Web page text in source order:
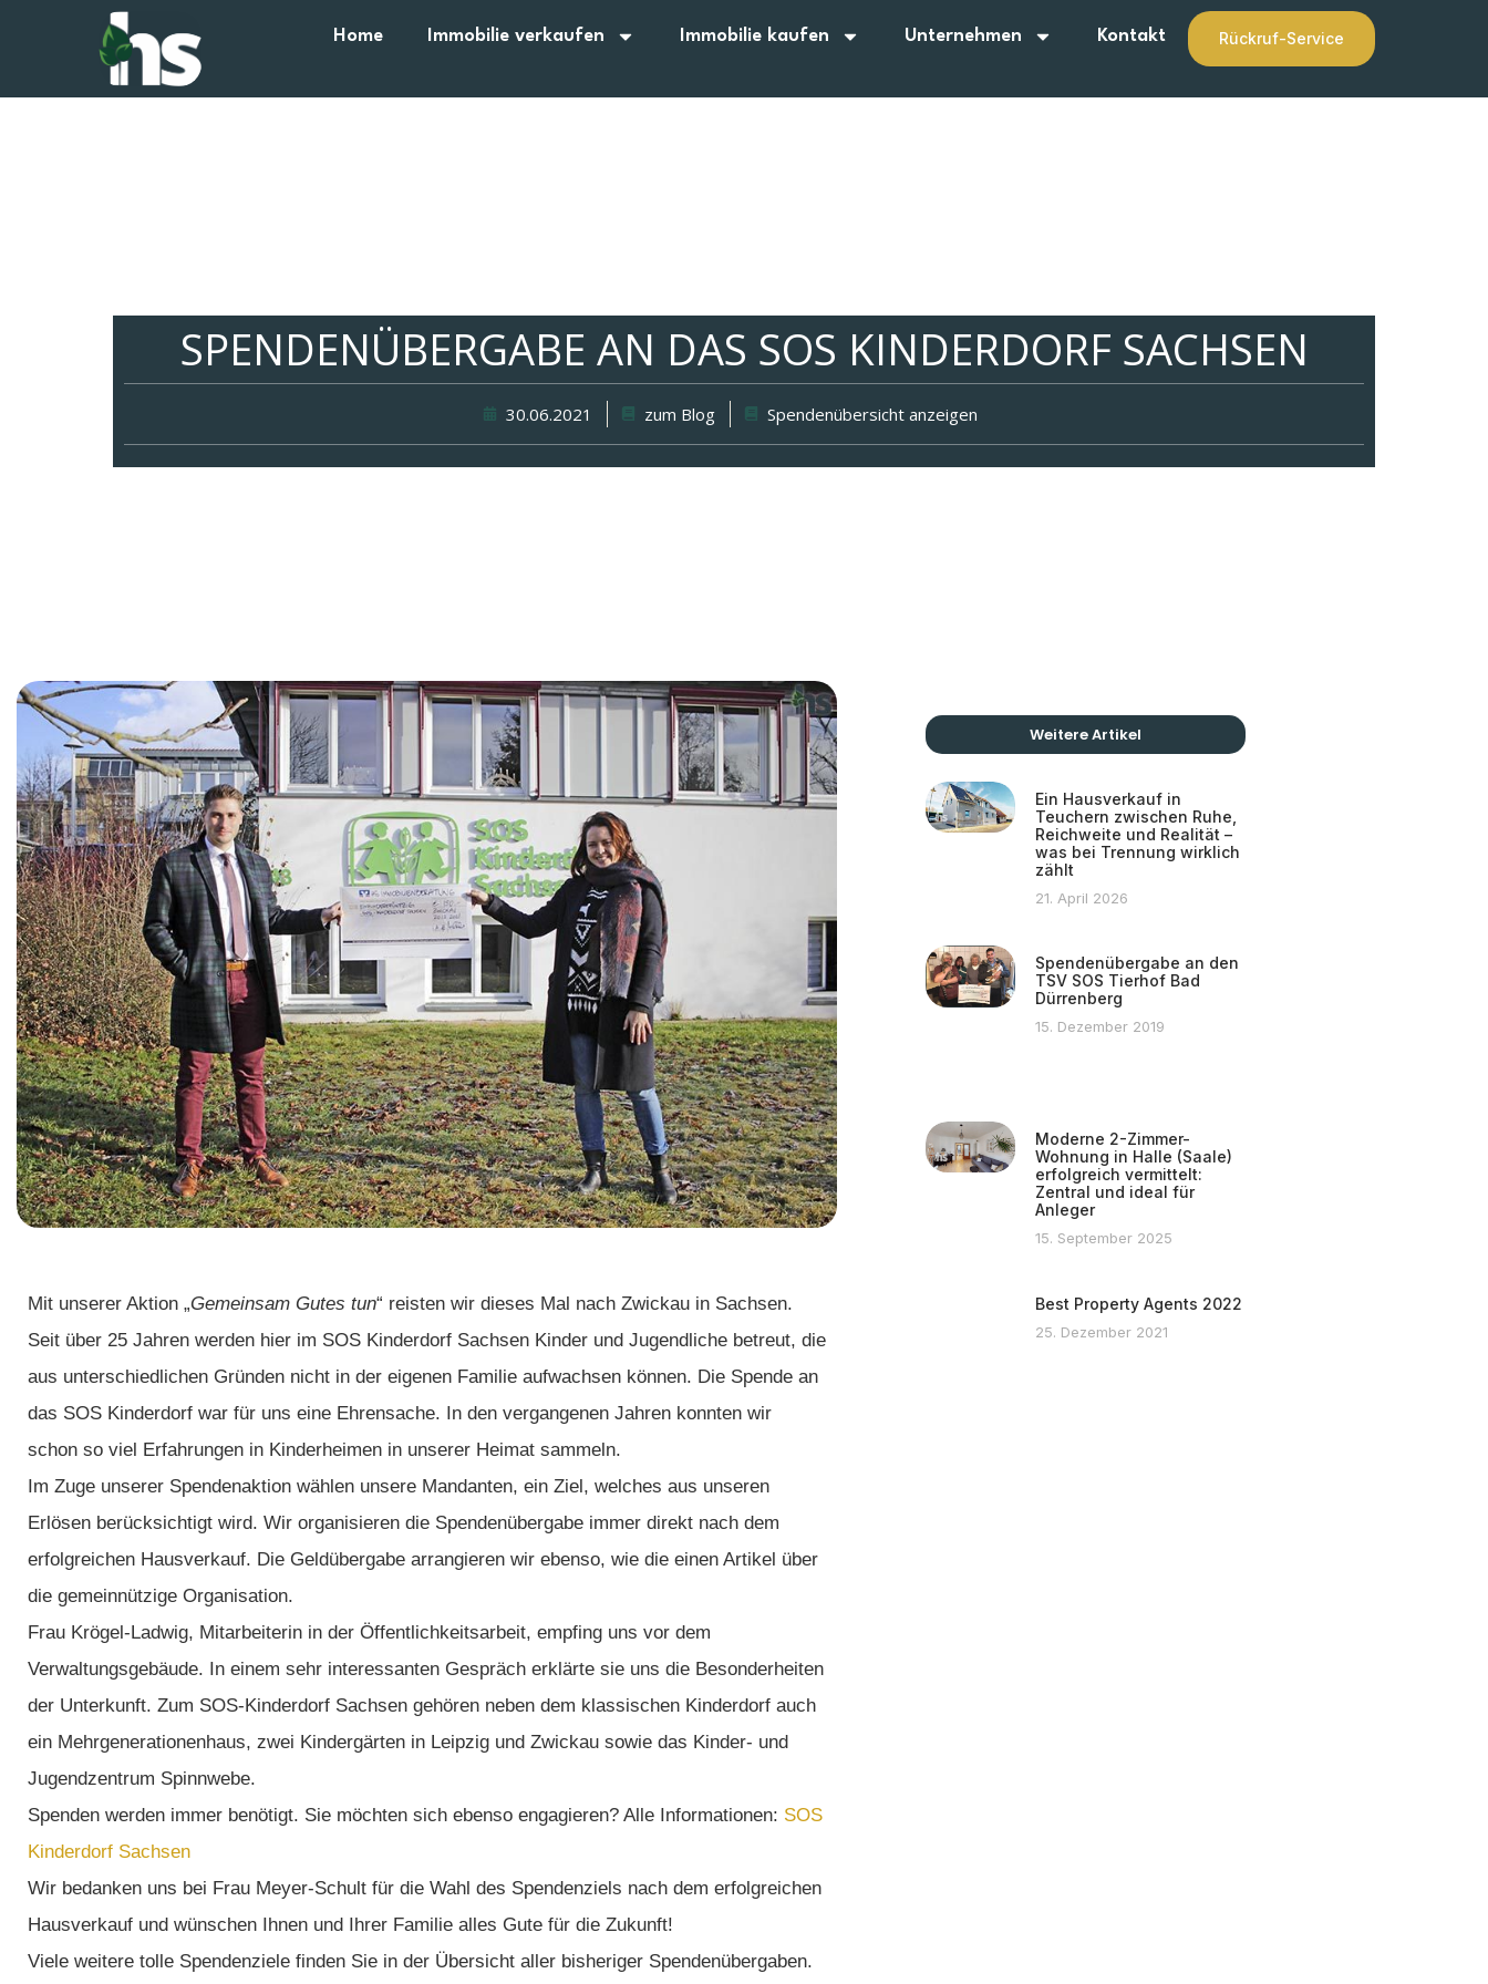
Home Immobilie verkaufen Immobilie kaufen Unternehmen Kontakt Rückruf-Service
SPENDENÜBERGABE AN DAS SOS KINDERDORF SACHSEN
30.06.2021 zum Blog Spendenübersicht anzeigen
Mit unserer Aktion „Gemeinsam Gutes tun“ reisten wir dieses Mal nach Zwickau in Sachsen.
Seit über 25 Jahren werden hier im SOS Kinderdorf Sachsen Kinder und Jugendliche betreut, die
aus unterschiedlichen Gründen nicht in der eigenen Familie aufwachsen können. Die Spende an
das SOS Kinderdorf war für uns eine Ehrensache. In den vergangenen Jahren konnten wir
schon so viel Erfahrungen in Kinderheimen in unserer Heimat sammeln.
Im Zuge unserer Spendenaktion wählen unsere Mandanten, ein Ziel, welches aus unseren
Erlösen berücksichtigt wird. Wir organisieren die Spendenübergabe immer direkt nach dem
erfolgreichen Hausverkauf. Die Geldübergabe arrangieren wir ebenso, wie die einen Artikel über
die gemeinnützige Organisation.
Frau Krögel-Ladwig, Mitarbeiterin in der Öffentlichkeitsarbeit, empfing uns vor dem
Verwaltungsgebäude. In einem sehr interessanten Gespräch erklärte sie uns die Besonderheiten
der Unterkunft. Zum SOS-Kinderdorf Sachsen gehören neben dem klassischen Kinderdorf auch
ein Mehrgenerationenhaus, zwei Kindergärten in Leipzig und Zwickau sowie das Kinder- und
Jugendzentrum Spinnwebe.
Spenden werden immer benötigt. Sie möchten sich ebenso engagieren? Alle Informationen: SOS
Kinderdorf Sachsen
Wir bedanken uns bei Frau Meyer-Schult für die Wahl des Spendenziels nach dem erfolgreichen
Hausverkauf und wünschen Ihnen und Ihrer Familie alles Gute für die Zukunft!
Viele weitere tolle Spendenziele finden Sie in der Übersicht aller bisheriger Spendenübergaben.
Weitere Artikel
Ein Hausverkauf in
Teuchern zwischen Ruhe,
Reichweite und Realität –
was bei Trennung wirklich
zählt
21. April 2026
Spendenübergabe an den
TSV SOS Tierhof Bad
Dürrenberg
15. Dezember 2019
Moderne 2-Zimmer-
Wohnung in Halle (Saale)
erfolgreich vermittelt:
Zentral und ideal für
Anleger
15. September 2025
Best Property Agents 2022
25. Dezember 2021